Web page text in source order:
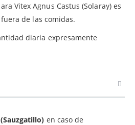
Vitex Agnus Castus (Solaray) es
fuera de las comidas.
diaria expresamente
en caso de